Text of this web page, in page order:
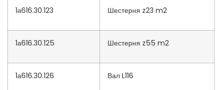
1а616.30.123 Шестерня z23 m2
1а616.30.125 Шестерня z55 m2
1а616.30.126 Вал L116